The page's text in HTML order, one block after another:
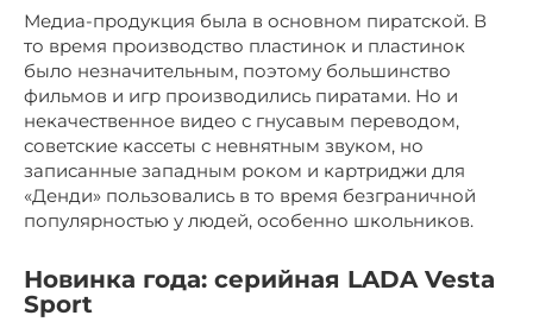
Медиа-продукция была в основном пиратской. В
то время производство пластинок и пластинок
было незначительным, поэтому большинство
фильмов и игр производились пиратами. Но и
некачественное видео с гнусавым переводом,
советские кассеты с невнятным звуком, но
записанные западным роком и картриджи для
«Денди» пользовались в то время безграничной
популярностью у людей, особенно школьников.
Новинка года: серийная LADA Vesta
Sport